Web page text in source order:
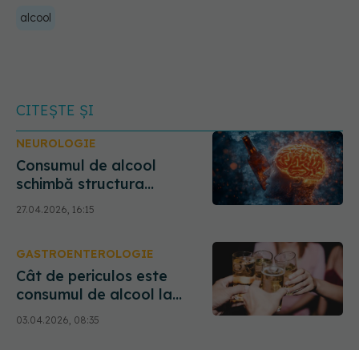
alcool
CITEȘTE ȘI
NEUROLOGIE
Consumul de alcool
schimbă structura
creierului
27.04.2026, 16:15
GASTROENTEROLOGIE
Cât de periculos este
consumul de alcool la
ocazii. Impactul asupra
ficatului
03.04.2026, 08:35